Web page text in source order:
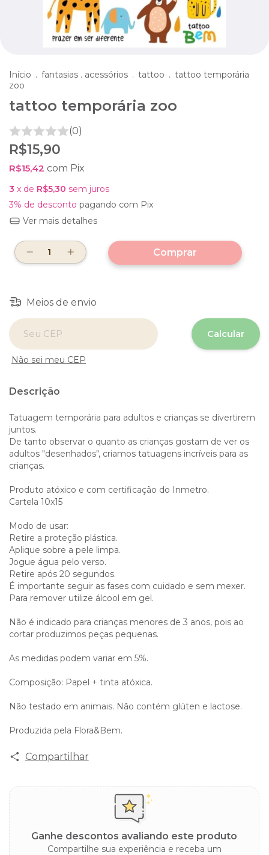
Início . fantasias . acessórios . tattoo . tattoo temporária
zoo
tattoo temporária zoo
(0)
R$15,90
R$15,42 com Pix
3 x de R$5,30 sem juros
3% de desconto pagando com Pix
Ver mais detalhes
Meios de envio
Entregas para o CEP:
Calcular
Não sei meu CEP
Descrição
Tatuagem temporária para adultos e crianças se divertirem
juntos.
De tanto observar o quanto as crianças gostam de ver os
adultos "desenhados", criamos tatuagens incríveis para as
crianças.
Produto atóxico e com certificação do Inmetro.
Cartela 10x15
Modo de usar:
Retire a proteção plástica.
Aplique sobre a pele limpa.
Jogue água pelo verso.
Retire após 20 segundos.
É importante seguir as fases com cuidado e sem mexer.
Para remover utilize álcool em gel.
Não é indicado para crianças menores de 3 anos, pois ao
cortar produzimos peças pequenas.
As medidas podem variar em 5%.
Composição: Papel + tinta atóxica.
Não testado em animais. Não contém glúten e lactose.
Produzida pela Flora&Bem.
Compartilhar
Ganhe descontos avaliando este produto
Compartilhe sua experiência e receba um